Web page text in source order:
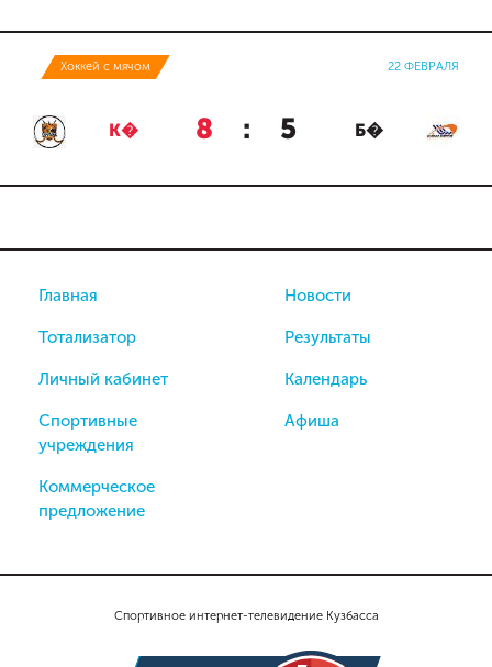
Хоккей с мячом 22 ФЕВРАЛЯ
К� 8 : 5 Б�
Спортивное интернет-телевидение Кузбасса
Главная
Тотализатор
Личный кабинет
Спортивные
учреждения
Коммерческое
предложение
Новости
Результаты
Календарь
Афиша